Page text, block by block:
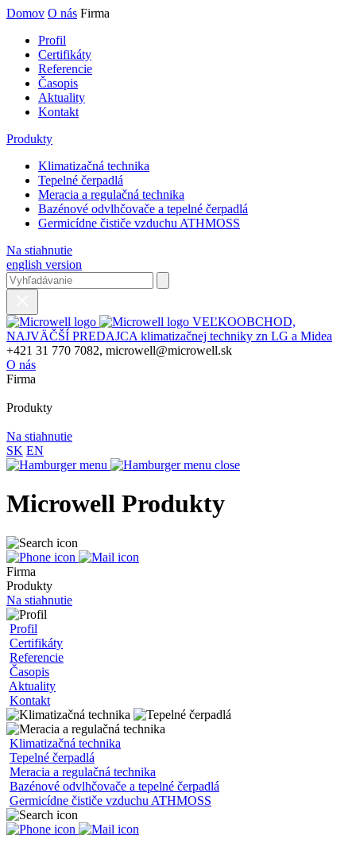
Domov O nás Firma
Profil
Certifikáty
Referencie
Časopis
Aktuality
Kontakt
Produkty
Klimatizačná technika
Tepelné čerpadlá
Meracia a regulačná technika
Bazénové odvlhčovače a tepelné čerpadlá
Germicídne čističe vzduchu ATHMOSS
Na stiahnutie
english version
VEĽKOOBCHOD,
NAJVÄČŠÍ PREDAJCA klimatizačnej techniky zn LG a Midea
+421 31 770 7082, microwell@microwell.sk
O nás
Firma
Produkty
Na stiahnutie
SK EN
Microwell Produkty
Firma
Produkty
Na stiahnutie
Profil
Certifikáty
Referencie
Časopis
Aktuality
Kontakt
Klimatizačná technika
Tepelné čerpadlá
Meracia a regulačná technika
Bazénové odvlhčovače a tepelné čerpadlá
Germicídne čističe vzduchu ATHMOSS